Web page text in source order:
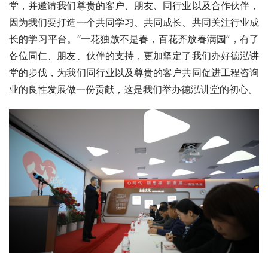
堂，并邀请我们尊贵的客户、朋友、同行业以及合作伙伴，
因为我们要打造一个共同学习、共同成长、共同关注行业成
长的学习平台。“一花独放不是春，百花齐放春满园”，有了
各位同仁、朋友、伙伴的支持，更加坚定了我们办好德泓讲
堂的步伐，为我们同行业以及尊贵的客户共同促进工程咨询
业的良性发展做一份贡献，这是我们举办德泓讲堂的初心。